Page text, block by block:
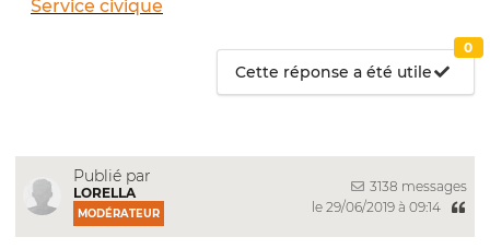
Service civique
Cette réponse a été utile
0
Publié par
LORELLA
MODÉRATEUR
3138 messages
le 29/06/2019 à 09:14